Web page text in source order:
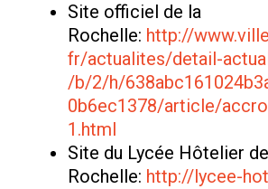
Site officiel de la
Rochelle: http://
fr/actualites/detail-
/b/2/h/
0b6ec1378/article/
1.html
Site du Lycée Hôtelier
Rochelle: http://lycee-